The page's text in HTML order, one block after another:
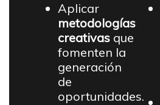
Aplicar
metodologías
creativas que
fomenten la
generación
de
oportunidades.